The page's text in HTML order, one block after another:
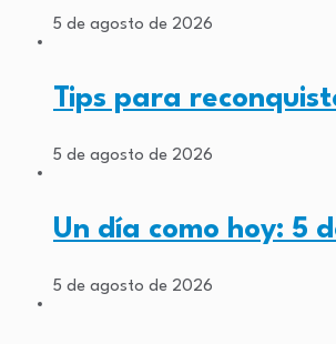
5 de agosto de 2026
Tips para
5 de agosto de 2026
Un día como hoy: 5
5 de agosto de 2026